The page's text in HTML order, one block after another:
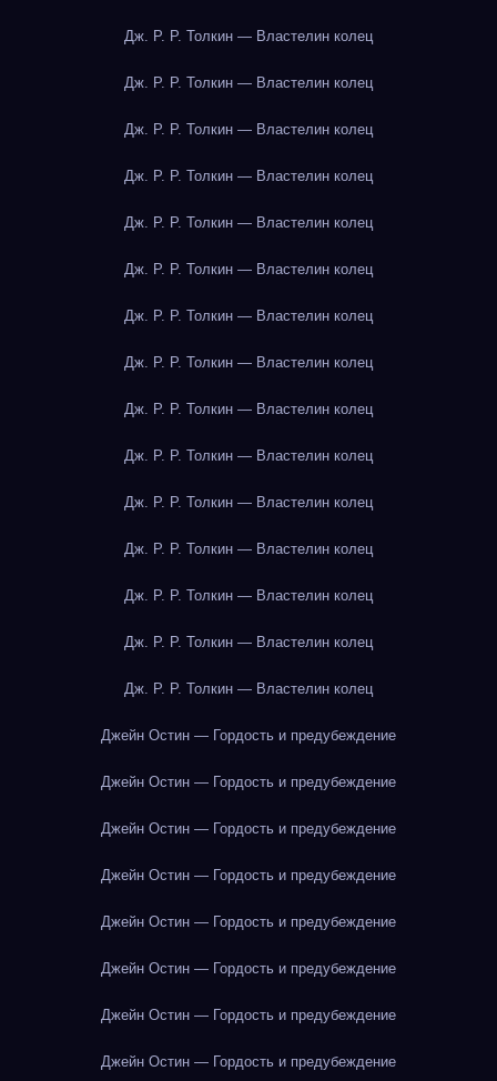
Дж. Р. Р. Толкин — Властелин колец
Дж. Р. Р. Толкин — Властелин колец
Дж. Р. Р. Толкин — Властелин колец
Дж. Р. Р. Толкин — Властелин колец
Дж. Р. Р. Толкин — Властелин колец
Дж. Р. Р. Толкин — Властелин колец
Дж. Р. Р. Толкин — Властелин колец
Дж. Р. Р. Толкин — Властелин колец
Дж. Р. Р. Толкин — Властелин колец
Дж. Р. Р. Толкин — Властелин колец
Дж. Р. Р. Толкин — Властелин колец
Дж. Р. Р. Толкин — Властелин колец
Дж. Р. Р. Толкин — Властелин колец
Дж. Р. Р. Толкин — Властелин колец
Дж. Р. Р. Толкин — Властелин колец
Джейн Остин — Гордость и предубеждение
Джейн Остин — Гордость и предубеждение
Джейн Остин — Гордость и предубеждение
Джейн Остин — Гордость и предубеждение
Джейн Остин — Гордость и предубеждение
Джейн Остин — Гордость и предубеждение
Джейн Остин — Гордость и предубеждение
Джейн Остин — Гордость и предубеждение